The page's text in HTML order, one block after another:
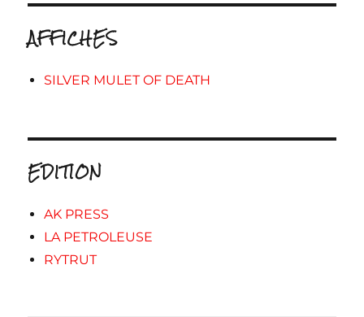
AFFICHES
SILVER MULET OF DEATH
EDITION
AK PRESS
LA PETROLEUSE
RYTRUT